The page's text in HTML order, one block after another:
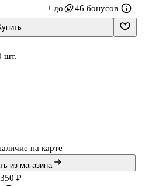
чтения» — это широкий список
русской и зарубежной литературы,
начальной и средней школы.
произведения без сокращений,
+ до 46 бонусов
шт.
на карте
из магазина
₽